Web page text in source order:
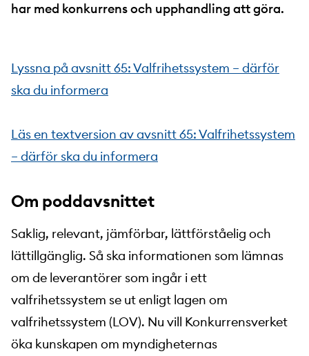
har med konkurrens och upphandling att göra.
Lyssna på avsnitt 65: Valfrihetssystem – därför
ska du informera
Läs en textversion av avsnitt 65: Valfrihetssystem
– därför ska du informera
Om poddavsnittet
Saklig, relevant, jämförbar, lättförståelig och
lättillgänglig. Så ska informationen som lämnas
om de leverantörer som ingår i ett
valfrihetssystem se ut enligt lagen om
valfrihetssystem (LOV). Nu vill Konkurrensverket
öka kunskapen om myndigheternas